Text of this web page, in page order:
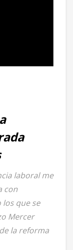
laboral me
con
que se
Mercer
la reforma